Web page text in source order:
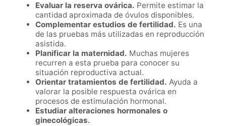
Evaluar la reserva ovárica. Permite estimar la
cantidad aproximada de óvulos disponibles.
Complementar estudios de fertilidad. Es una
de las pruebas más utilizadas en reproducción
asistida.
Planificar la maternidad. Muchas mujeres
recurren a esta prueba para conocer su
situación reproductiva actual.
Orientar tratamientos de fertilidad. Ayuda a
valorar la posible respuesta ovárica en
procesos de estimulación hormonal.
Estudiar alteraciones hormonales o
ginecológicas.